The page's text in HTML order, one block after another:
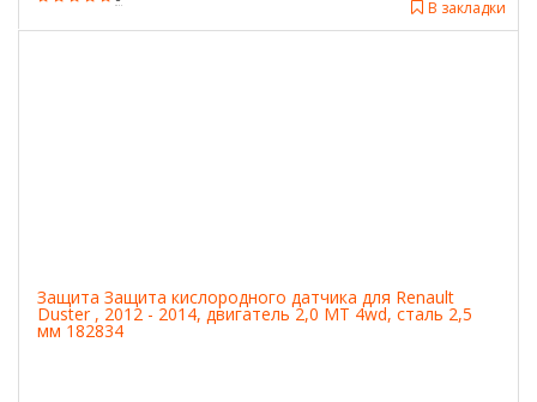
В закладки
Защита Защита кислородного датчика для Renault
Duster , 2012 - 2014, двигатель 2,0 МТ 4wd, сталь 2,5
мм 182834